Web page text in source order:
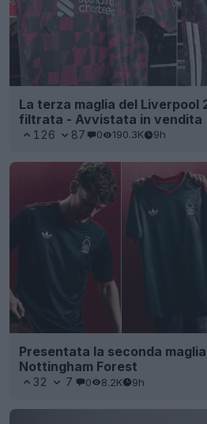
La terza maglia del Liverpool
filtrata - Avvistata in vendita
126 87 0 190.3K 9h
Presentata la seconda
Nottingham Forest
32 7 0 8.2K 9h